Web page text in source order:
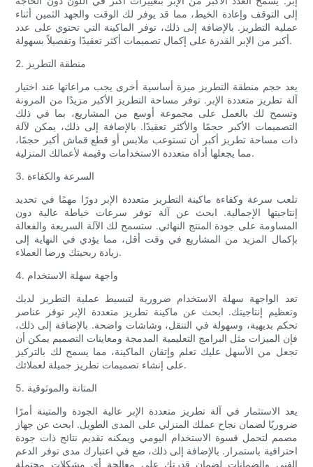
إلى التوقف وإعادة الخيط، مما قد يوفر لك الوقت والجهد الثمين أثناء
عملية التطريز. بالإضافة إلى ذلك، توفر الماكينة التي تحتوي على عدد
أكبر من الإبر القدرة على إكمال تصميمات أكثر تعقيدًا وتفصيلاً بسهولة.
2. منطقة التطريز
يعد حجم منطقة التطريز ميزة أساسية أخرى يجب مراعاتها عند اختيار
آلة تطريز متعددة الإبر. توفر مساحة التطريز الأكبر مزيدًا من المرونة
وتسمح لك بالعمل على مجموعة أوسع من المشاريع، بما في ذلك
التصميمات الأكبر حجمًا والأكثر تعقيدًا. بالإضافة إلى ذلك، يمكن لآلة
ذات مساحة تطريز أكبر أن تستوعب ملابس أو قطع قماش أكبر حجمًا،
مما يجعلها أداة متعددة الاستخدامات وقيمة لأعمالك المنزلية.
3. السرعة والكفاءة
تلعب سرعة وكفاءة ماكينة التطريز متعددة الإبر دورًا مهمًا في تحديد
إنتاجيتها الإجمالية. ابحث عن آلة توفر سرعات خياطة عالية دون
المساومة على جودة المنتج النهائي. ستسمح لك الآلة السريعة والفعالة
بإكمال المزيد من المشاريع في وقت أقل، مما يؤدي في النهاية إلى
زيادة ربحيتك ورضا العملاء.
4. واجهة سهلة الاستخدام
تعد الواجهة سهلة الاستخدام ضرورية لتبسيط عملية التطريز لديك
وتعظيم إنتاجيتك. ابحث عن ماكينة تطريز متعددة الإبر توفر عناصر
تحكم بديهية، وسهولة في التنقل، وشاشات واضحة. بالإضافة إلى ذلك،
فإن الميزات مثل البرامج التعليمية المدمجة ومعاينات التصميم يمكن أن
تجعل من الأسهل عليك تعلم وإتقان الماكينة، مما يسمح لك بالتركيز
على إنشاء تصميمات تطريز جميلة لعملائك.
5. المتانة والموثوقية
يعد الاستثمار في آلة تطريز متعددة الإبر عالية الجودة والمتينة أمرًا
ضروريًا لضمان نجاح عملك المنزلي على المدى الطويل. ابحث عن جهاز
مصمم لتحمل قسوة الاستخدام اليومي ويمكنه تقديم نتائج ذات جودة
احترافية باستمرار. بالإضافة إلى ذلك، ضع في اعتبارك مدى توفر الدعم
الفني والضمانات لضمان قدرتك على معالجة أي مشكلات محتملة